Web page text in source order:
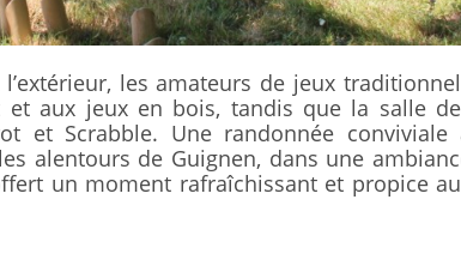
les amateurs de jeux
aux jeux en bois, tandis que la salle
et Scrabble. Une randonnée conviviale
alentours de Guignen, dans une
un moment rafraîchissant et propice